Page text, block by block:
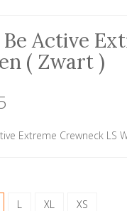
Active
( Zwart )
Extreme Crewneck LS
L XL XS